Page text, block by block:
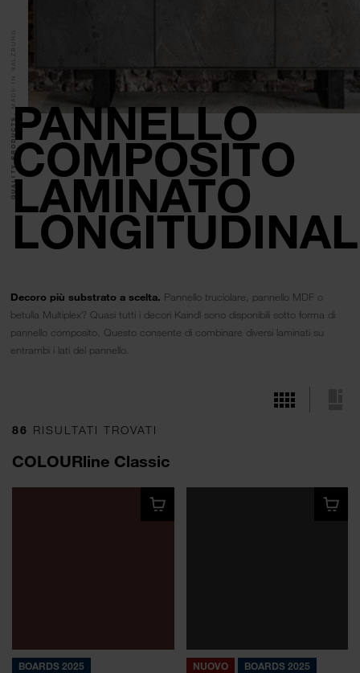
PANNELLO
COMPOSITO
LAMINATO
QUALITY PRODUCTS.
MADE IN SALZBURG.
Decoro più substrato a scelta. Pannello truciolare, pannello MDF o
betulla Multiplex? Quasi tutti i decori Kaindl sono disponibili sotto forma di
pannello composito. Questo consente di combinare diversi laminati su
entrambi i lati del pannello.
86 RISULTATI TROVATI
COLOURline Classic
BOARDS 2025 NUOVO BOARDS 2025